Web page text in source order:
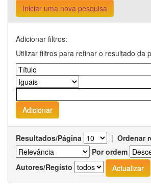
Iniciar uma nova pesquisa
Adicionar filtros:
Utilizar filtros para refinar o resultado da
Resultados/Página | Ordenar
Por ordem
Autores/Registo